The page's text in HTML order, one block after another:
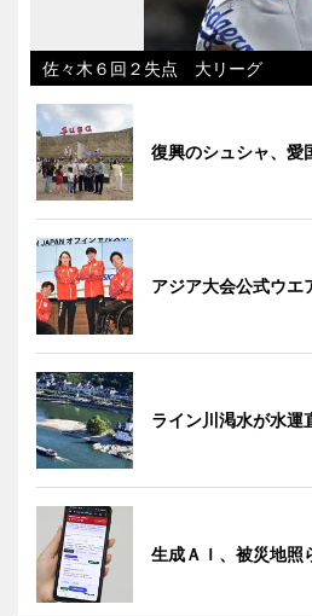
佐々木６回２失点 大リーグ
復興のシュシャ、
アジア大会公式ウ
ライン川渇水が水運
生成ＡＩ、被災地照